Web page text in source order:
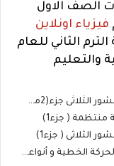
الصف الاول
فيزياء اونلاين
الثاني للعام
جزء(2من2)
منتظمة ( جزء1)
الثلاثى ( جزء1)
الخطية و أنواعها